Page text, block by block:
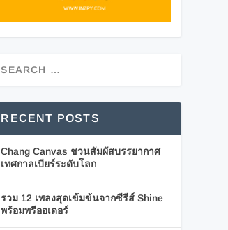
RECENT POSTS
Chang Canvas ชวนสัมผัสบรรยากาศ
เทศกาลเบียร์ระดับโลก
รวม 12 เพลงสุดเข้มข้นจากซีรีส์ Shine
พร้อมพรีออเดอร์